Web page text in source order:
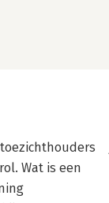
Wat is een